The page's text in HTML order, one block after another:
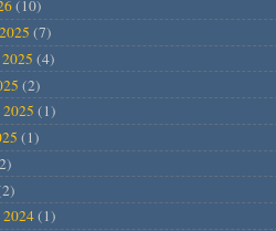
(10)
(7)
(4)
(2)
(1)
(1)
(1)